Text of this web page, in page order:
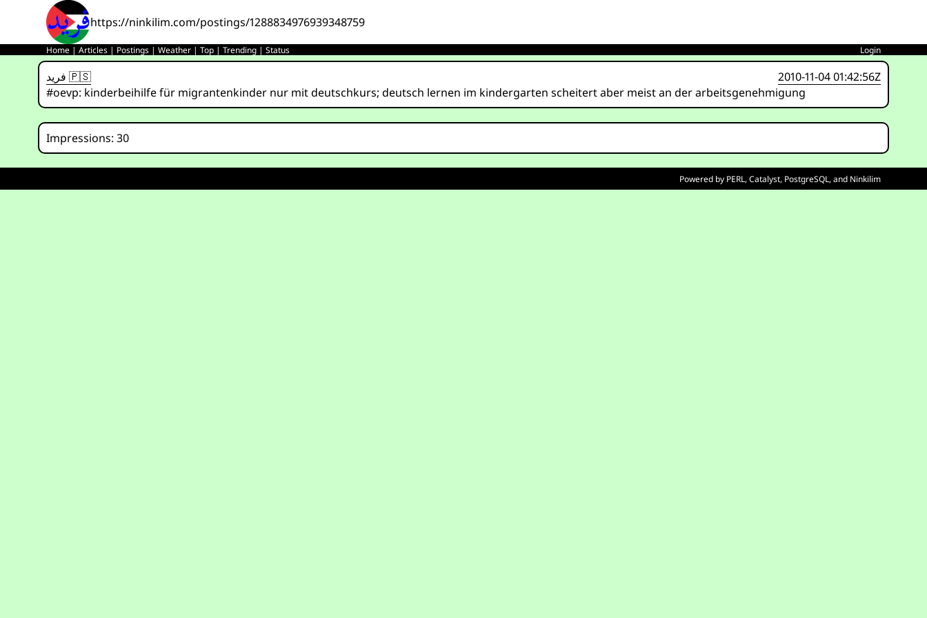
https://ninkilim.com/postings/1288834976939348759
Home |Articles | Postings |Weather |Top |Trending |Status Login
فريد 🇵🇸
2010-11-04 01:42:56Z
#oevp: kinderbeihilfe für migrantenkinder nur mit deutschkurs; deutsch lernen im kindergarten scheitert aber meist an der arbeitsgenehmigung
Impressions: 30
Powered by PERL,Catalyst, PostgreSQL, and Ninkilim